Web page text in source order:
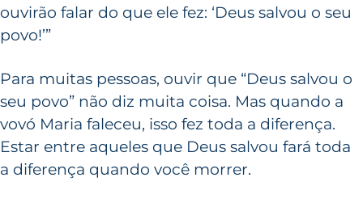
ouvirão falar do que ele fez: ‘Deus salvou o seu
povo!’”
Para muitas pessoas, ouvir que “Deus salvou o
seu povo” não diz muita coisa. Mas quando a
vovó Maria faleceu, isso fez toda a diferença.
Estar entre aqueles que Deus salvou fará toda
a diferença quando você morrer.